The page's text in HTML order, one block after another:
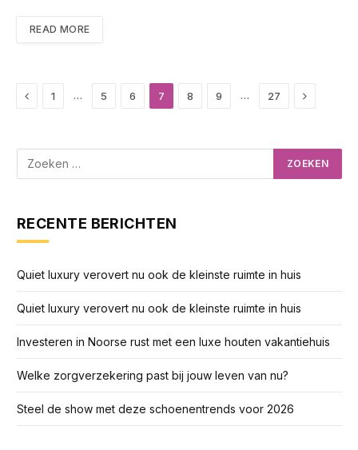
READ MORE
Previous
1 … 5 6 7 8 9 … 27 Next
RECENTE BERICHTEN
Quiet luxury verovert nu ook de kleinste ruimte in huis
Quiet luxury verovert nu ook de kleinste ruimte in huis
Investeren in Noorse rust met een luxe houten vakantiehuis
Welke zorgverzekering past bij jouw leven van nu?
Steel de show met deze schoenentrends voor 2026